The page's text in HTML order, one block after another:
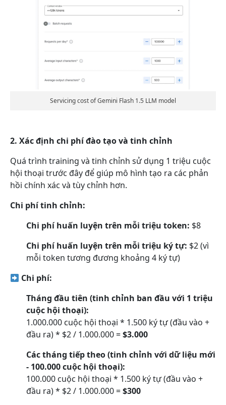
Servicing cost of Gemini Flash 1.5 LLM model
2. Xác định chi phí đào tạo và tinh chỉnh
Quá trình training và tinh chỉnh sử dụng 1 triệu cuộc
hội thoại trước đây để giúp mô hình tạo ra các phản
hồi chính xác và tùy chỉnh hơn.
Chi phí tinh chỉnh:
Chi phí huấn luyện trên mỗi triệu token: $8
Chi phí huấn luyện trên mỗi triệu ký tự: $2 (vì
mỗi token tương đương khoảng 4 ký tự)
Chi phí:
Tháng đầu tiên (tinh chỉnh ban đầu với 1 triệu
cuộc hội thoại):
1.000.000 cuộc hội thoại * 1.500 ký tự (đầu vào +
đầu ra) * $2 / 1.000.000 =$3.000
Các tháng tiếp theo (tinh chỉnh với dữ liệu mới
- 100.000 cuộc hội thoại):
100.000 cuộc hội thoại * 1.500 ký tự (đầu vào +
đầu ra) * $2 / 1.000.000 =$300